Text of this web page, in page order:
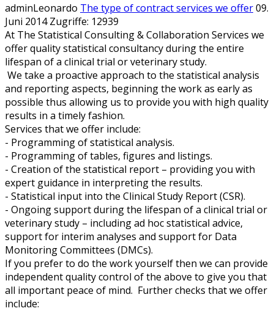
adminLeonardo The type of contract services we offer09.
Juni 2014Zugriffe: 12939
At The Statistical Consulting & Collaboration Services we
offer quality statistical consultancy during the entire
lifespan of a clinical trial or veterinary study.
We take a proactive approach to the statistical analysis
and reporting aspects, beginning the work as early as
possible thus allowing us to provide you with high quality
results in a timely fashion.
Services that we offer include:
- Programming of statistical analysis.
- Programming of tables, figures and listings.
- Creation of the statistical report – providing you with
expert guidance in interpreting the results.
- Statistical input into the Clinical Study Report (CSR).
- Ongoing support during the lifespan of a clinical trial or
veterinary study – including ad hoc statistical advice,
support for interim analyses and support for Data
Monitoring Committees (DMCs).
If you prefer to do the work yourself then we can provide
independent quality control of the above to give you that
all important peace of mind. Further checks that we offer
include: